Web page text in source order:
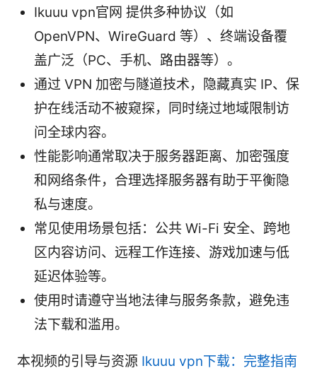
Ikuuu vpn官网 提供多种协议（如
OpenVPN、WireGuard 等）、终端设备覆
盖广泛（PC、手机、路由器等）。
通过 VPN 加密与隧道技术，隐藏真实 IP、保
护在线活动不被窥探，同时绕过地域限制访
问全球内容。
性能影响通常取决于服务器距离、加密强度
和网络条件，合理选择服务器有助于平衡隐
私与速度。
常见使用场景包括：公共 Wi-Fi 安全、跨地
区内容访问、远程工作连接、游戏加速与低
延迟体验等。
使用时请遵守当地法律与服务条款，避免违
法下载和滥用。
本视频的引导与资源 Ikuuu vpn下载：完整指南